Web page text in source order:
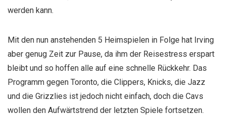
werden kann.
Mit den nun anstehenden 5 Heimspielen in Folge hat Irving
aber genug Zeit zur Pause, da ihm der Reisestress erspart
bleibt und so hoffen alle auf eine schnelle Rückkehr. Das
Programm gegen Toronto, die Clippers, Knicks, die Jazz
und die Grizzlies ist jedoch nicht einfach, doch die Cavs
wollen den Aufwärtstrend der letzten Spiele fortsetzen.